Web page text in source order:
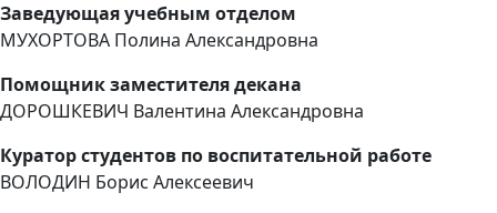
Заведующая учебным отделом
МУХОРТОВА Полина Александровна
Помощник заместителя декана
ДОРОШКЕВИЧ Валентина Александровна
Куратор студентов по воспитательной работе
ВОЛОДИН Борис Алексеевич